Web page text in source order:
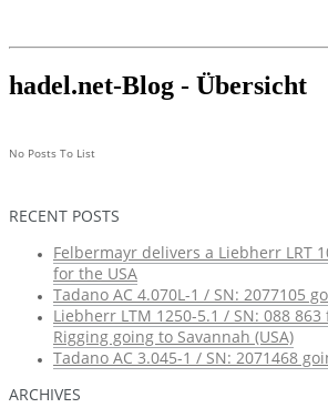
hadel.net-Blog - Übersicht
No Posts To List
RECENT POSTS
Felbermayr delivers a Liebherr LRT
for the USA
Tadano AC 4.070L-1 / SN: 2077105
Liebherr LTM 1250-5.1 / SN: 088
Rigging going to Savannah (USA)
Tadano AC 3.045-1 / SN: 2071468
ARCHIVES